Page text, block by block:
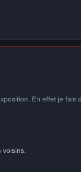
En effet je fais